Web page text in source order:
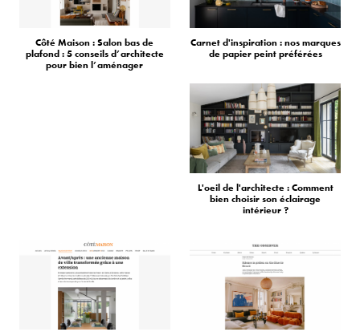
Côté Maison : Salon bas de
plafond : 5 conseils d’architecte
pour bien l’aménager
Carnet d'inspiration : nos marques
de papier peint préférées
L'oeil de l'architecte : Comment
bien choisir son éclairage
intérieur ?